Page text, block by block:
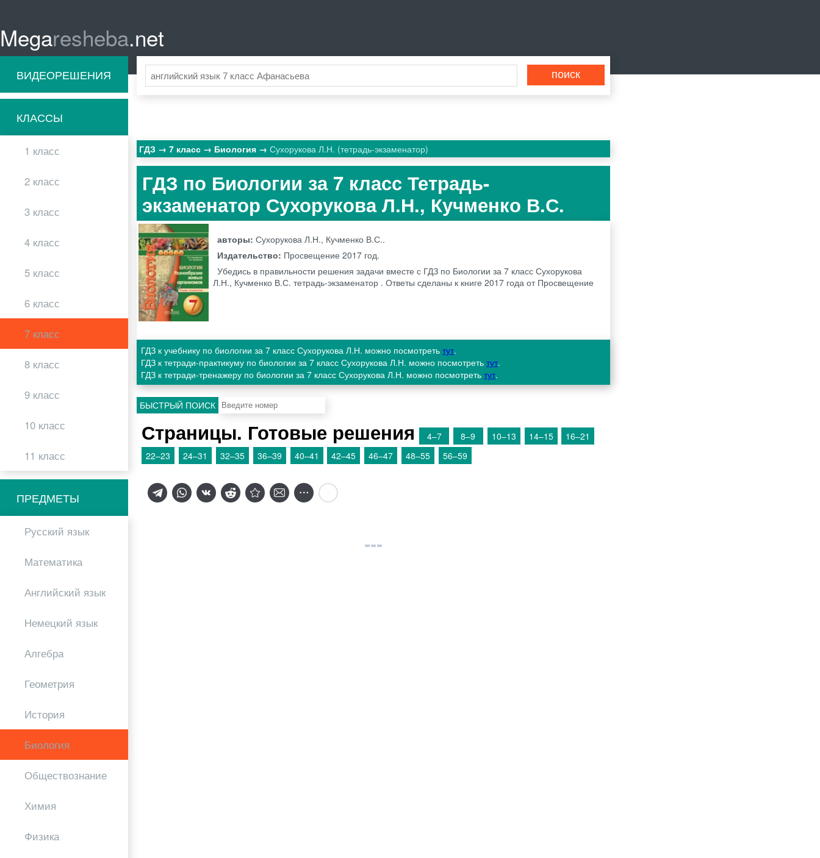
Megaresheba.net
ВИДЕОРЕШЕНИЯ
КЛАССЫ
1 класс
2 класс
3 класс
4 класс
5 класс
6 класс
7 класс
8 класс
9 класс
10 класс
11 класс
ПРЕДМЕТЫ
Русский язык
Математика
Английский язык
Немецкий язык
Алгебра
Геометрия
История
Биология
Обществознание
Химия
Физика
ГДЗ 7 класс Биология Сухорукова Л.Н. (тетрадь-экзаменатор)
ГДЗ по Биологии за 7 класс Тетрадь-
экзаменатор Сухорукова Л.Н., Кучменко В.С.
авторы:Сухорукова Л.Н., Кучменко В.С..
Издательство: Просвещение 2017 год.
Убедись в правильности решения задачи вместе с ГДЗ по Биологии за 7 класс Сухорукова
Л.Н., Кучменко В.С. тетрадь-экзаменатор . Ответы сделаны к книге 2017 года от Просвещение
ГДЗ к учебнику по биологии за 7 класс Сухорукова Л.Н. можно посмотреть тут.
ГДЗ к тетради-практикуму по биологии за 7 класс Сухорукова Л.Н. можно посмотреть тут.
ГДЗ к тетради-тренажеру по биологии за 7 класс Сухорукова Л.Н. можно посмотреть тут.
БЫСТРЫЙ ПОИСК
Страницы. Готовые решения 4–7 8–9 10–13 14–15
16–21
22–23
24–31 32–35 36–39 40–41 42–45 46–47 48–55 56–59